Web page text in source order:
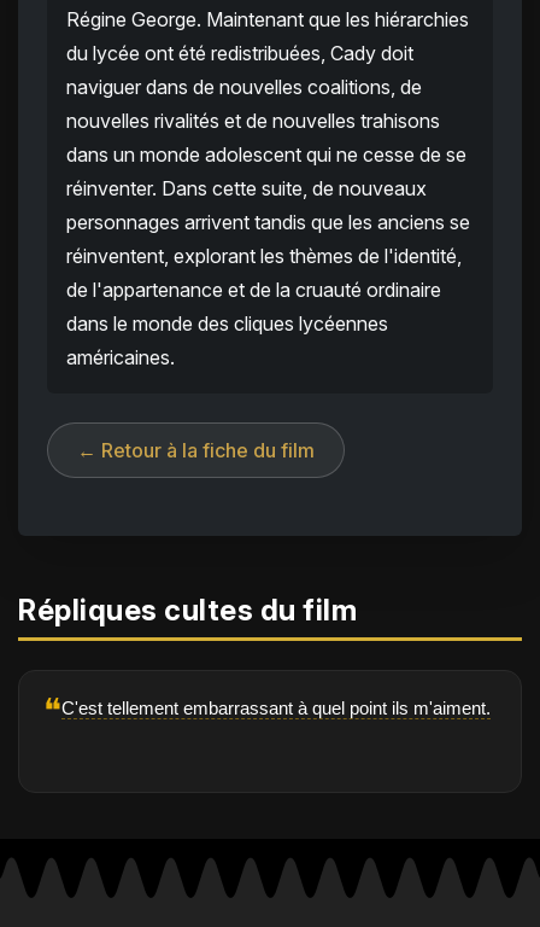
Régine George. Maintenant que les hiérarchies
du lycée ont été redistribuées, Cady doit
naviguer dans de nouvelles coalitions, de
nouvelles rivalités et de nouvelles trahisons
dans un monde adolescent qui ne cesse de se
réinventer. Dans cette suite, de nouveaux
personnages arrivent tandis que les anciens se
réinventent, explorant les thèmes de l'identité,
de l'appartenance et de la cruauté ordinaire
dans le monde des cliques lycéennes
américaines.
← Retour à la fiche du film
Répliques cultes du film
❝C'est tellement embarrassant à quel point ils m'aiment.